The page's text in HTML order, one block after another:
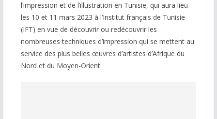
l’impression et de l’illustration en Tunisie, qui aura lieu
les 10 et 11 mars 2023 à l’Institut français de Tunisie
(IFT) en vue de découvrir ou redécouvrir les
nombreuses techniques d’impression qui se mettent au
service des plus belles œuvres d’artistes d’Afrique du
Nord et du Moyen-Orient.